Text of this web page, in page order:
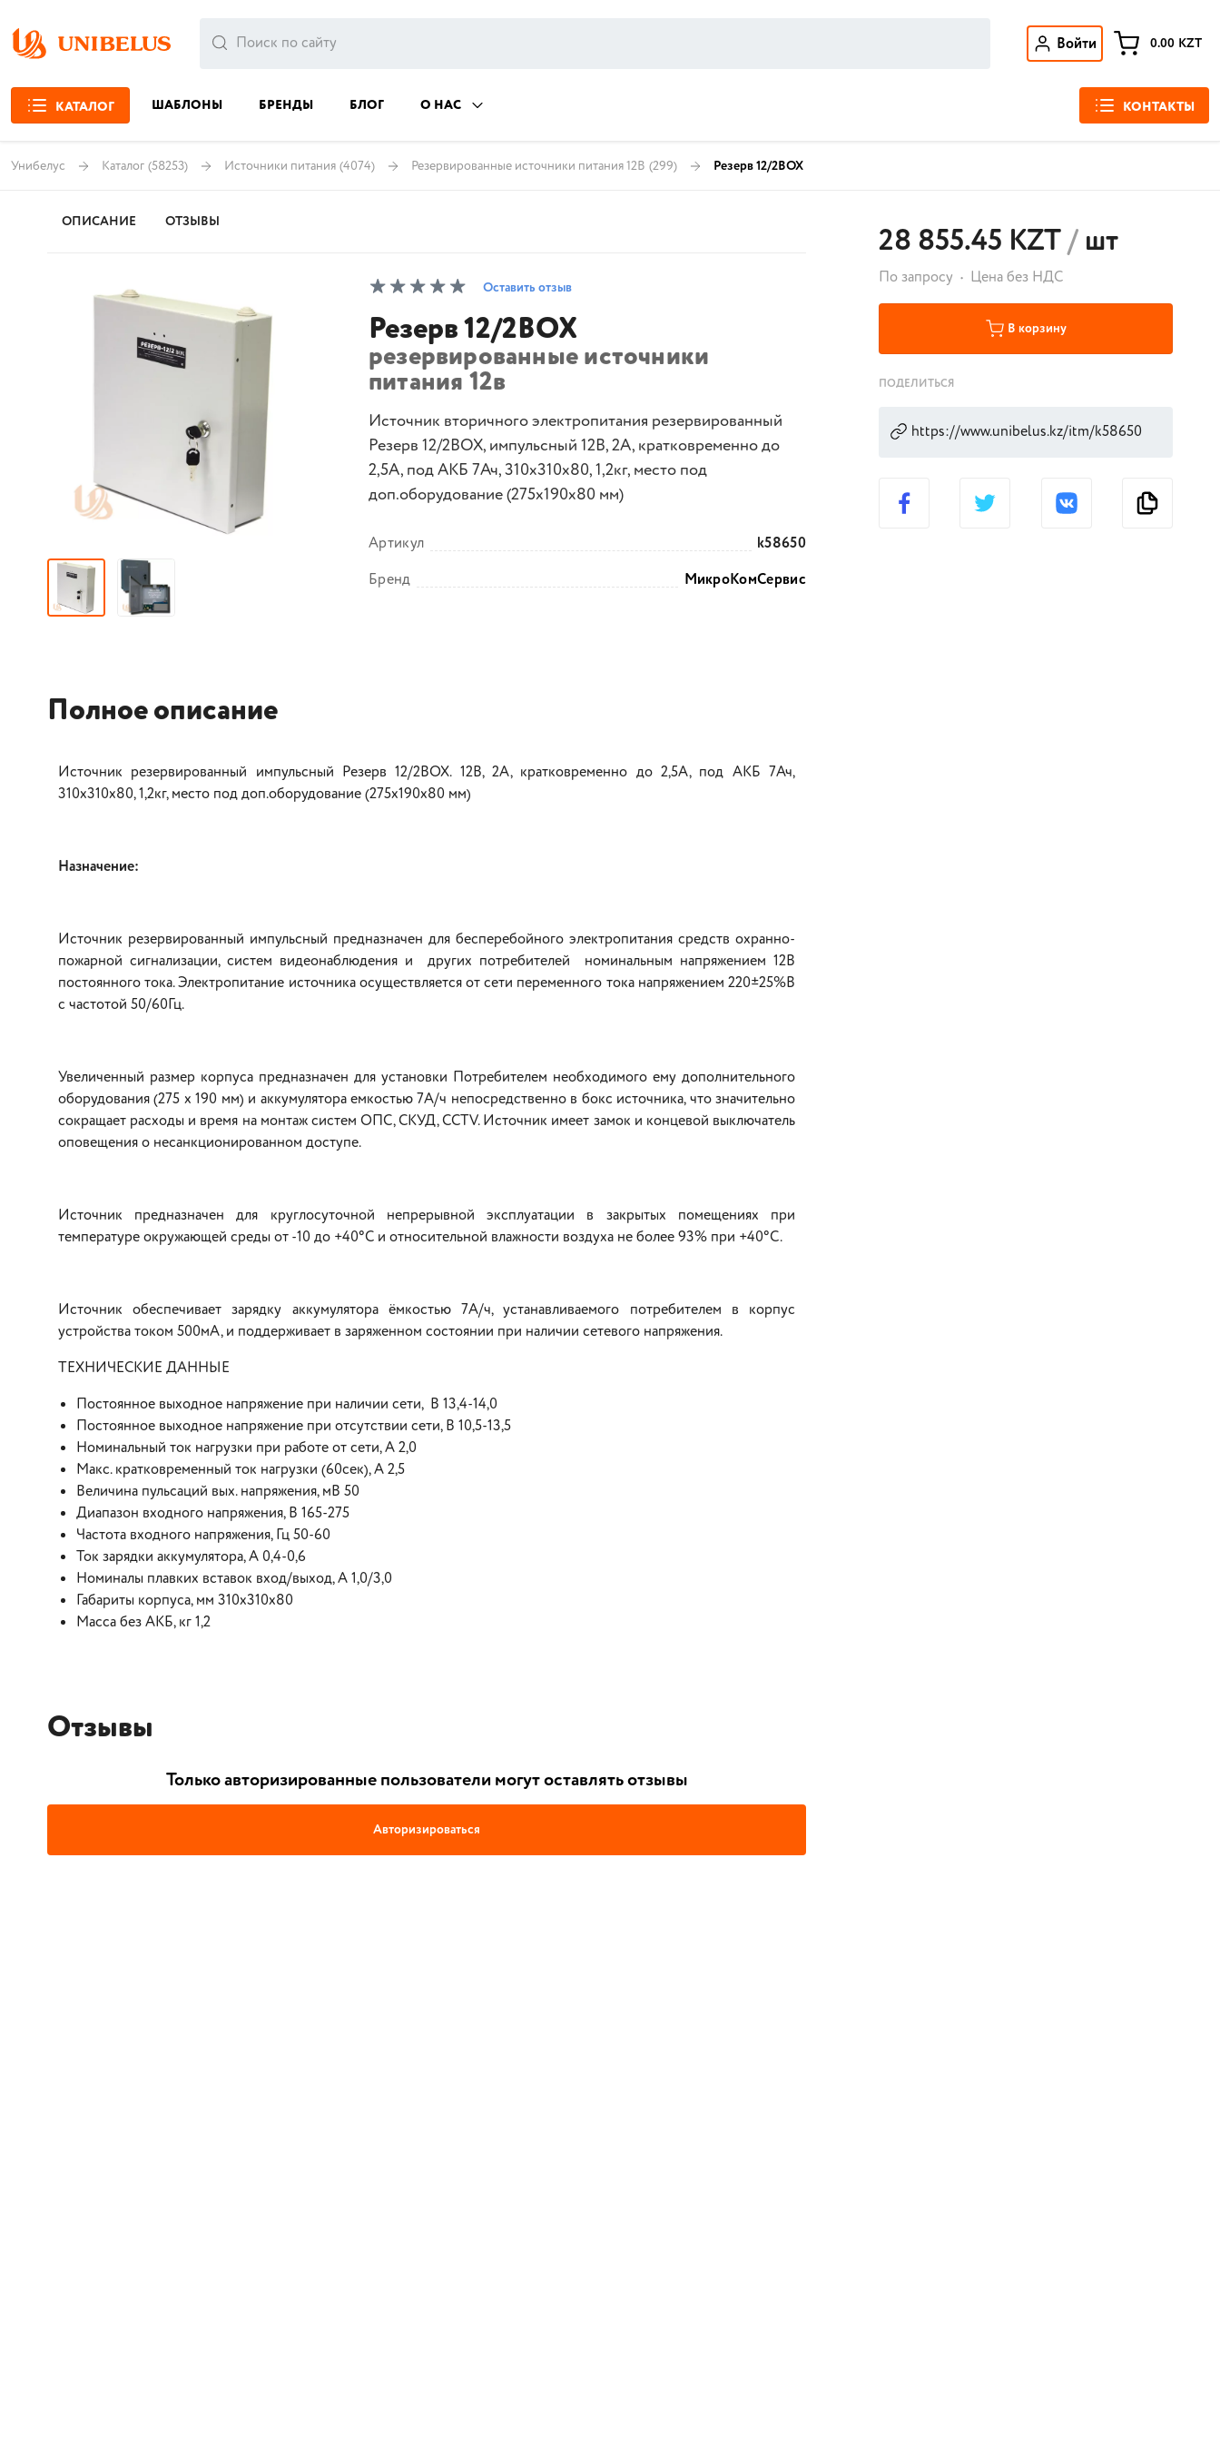
Войти 0.00 KZT
КАТАЛОГ ШАБЛОНЫ БРЕНДЫ БЛОГ О НАС КОНТАКТЫ
Унибелус Каталог (58253) Источники питания (4074) Резервированные источники питания 12В (299) Резерв 12/2BOX
ОПИСАНИЕ ОТЗЫВЫ
Оставить отзыв
Резерв 12/2BOX
резервированные источники
питания 12в
Источник вторичного электропитания резервированный
Резерв 12/2BOX, импульсный 12В, 2А, кратковременно до
2,5А, под АКБ 7Ач, 310х310х80, 1,2кг, место под
доп.оборудование (275х190х80 мм)
Артикул
k58650
Бренд
МикроКомСервис
Полное описание
Источник резервированный импульсный Резерв 12/2BOX. 12В, 2А, кратковременно до 2,5А, под АКБ 7Ач,
310х310х80, 1,2кг, место под доп.оборудование (275х190х80 мм)
Назначение:
Источник резервированный импульсный предназначен для бесперебойного электропитания средств охранно-
пожарной сигнализации, систем видеонаблюдения и других потребителей номинальным напряжением 12В
постоянного тока. Электропитание источника осуществляется от сети переменного тока напряжением 220±25%В
с частотой 50/60Гц.
Увеличенный размер корпуса предназначен для установки Потребителем необходимого ему дополнительного
оборудования (275 х 190 мм) и аккумулятора емкостью 7А/ч непосредственно в бокс источника, что значительно
сокращает расходы и время на монтаж систем ОПС, СКУД, CCTV. Источник имеет замок и концевой выключатель
оповещения о несанкционированном доступе.
Источник предназначен для круглосуточной непрерывной эксплуатации в закрытых помещениях при
температуре окружающей среды от -10 до +40°С и относительной влажности воздуха не более 93% при +40°С.
Источник обеспечивает зарядку аккумулятора ёмкостью 7А/ч, устанавливаемого потребителем в корпус
устройства током 500мА, и поддерживает в заряженном состоянии при наличии сетевого напряжения.
ТЕХНИЧЕСКИЕ ДАННЫЕ
Постоянное выходное напряжение при наличии сети, В 13,4-14,0
Постоянное выходное напряжение при отсутствии сети, В 10,5-13,5
Номинальный ток нагрузки при работе от сети, А 2,0
Макс. кратковременный ток нагрузки (60сек), А 2,5
Величина пульсаций вых. напряжения, мВ 50
Диапазон входного напряжения, В 165-275
Частота входного напряжения, Гц 50-60
Ток зарядки аккумулятора, А 0,4-0,6
Номиналы плавких вставок вход/выход, А 1,0/3,0
Габариты корпуса, мм 310х310х80
Масса без АКБ, кг 1,2
Отзывы
Только авторизированные пользователи могут оставлять отзывы
Авторизироваться
28 855.45 KZT/шт
По запросу Цена без НДС
В корзину
ПОДЕЛИТЬСЯ